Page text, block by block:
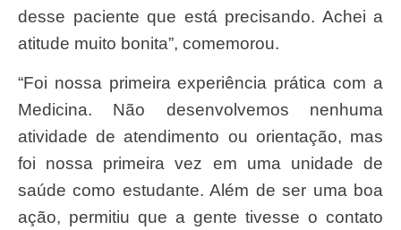
desse paciente que está precisando. Achei a
atitude muito bonita”, comemorou.
“Foi nossa primeira experiência prática com a
Medicina. Não desenvolvemos nenhuma
atividade de atendimento ou orientação, mas
foi nossa primeira vez em uma unidade de
saúde como estudante. Além de ser uma boa
ação, permitiu que a gente tivesse o contato